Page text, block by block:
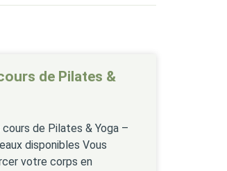
de Pilates &
cours de Pilates & Yoga –
disponibles Vous
votre corps en